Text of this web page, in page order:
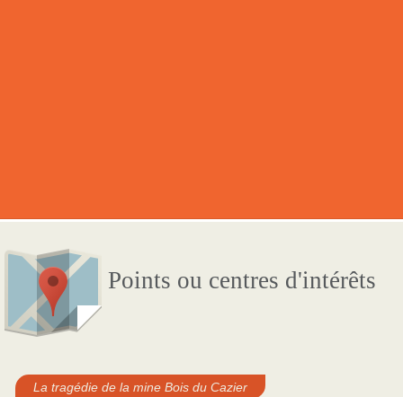
Points ou centres d'intérêts
La tragédie de la mine Bois du Cazier